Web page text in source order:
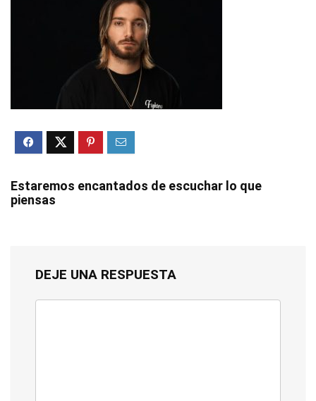
Estaremos encantados de escuchar lo que
piensas
DEJE UNA RESPUESTA